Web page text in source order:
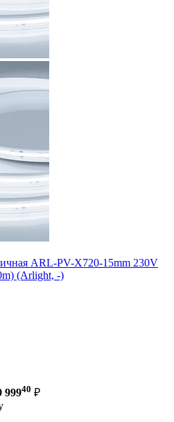
ARL-PV-X720-15mm 230V
(Arlight, -)
99940 ₽